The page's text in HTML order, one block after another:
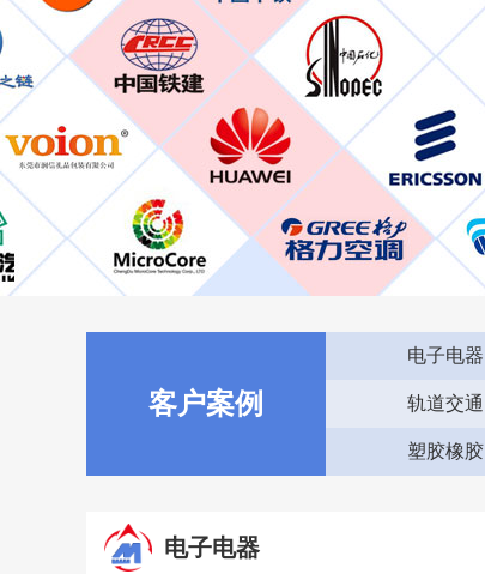
客户案例
电子电器
轨道交通
塑胶橡胶
电子电器